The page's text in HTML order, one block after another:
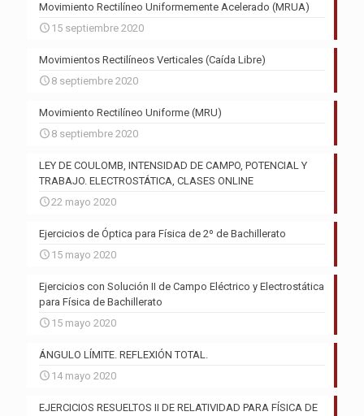
Movimiento Rectilíneo Uniformemente Acelerado (MRUA)
15 septiembre 2020
Movimientos Rectilíneos Verticales (Caída Libre)
8 septiembre 2020
Movimiento Rectilíneo Uniforme (MRU)
8 septiembre 2020
LEY DE COULOMB, INTENSIDAD DE CAMPO, POTENCIAL Y
TRABAJO. ELECTROSTÁTICA, CLASES ONLINE
22 mayo 2020
Ejercicios de Óptica para Física de 2º de Bachillerato
15 mayo 2020
Ejercicios con Solución II de Campo Eléctrico y Electrostática
para Física de Bachillerato
15 mayo 2020
ÁNGULO LÍMITE. REFLEXIÓN TOTAL.
14 mayo 2020
EJERCICIOS RESUELTOS II DE RELATIVIDAD PARA FÍSICA DE